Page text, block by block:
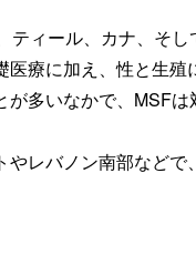
ティール、カナ、そ
療に加え、性と生殖
多いなかで、MSF
やレバノン南部など